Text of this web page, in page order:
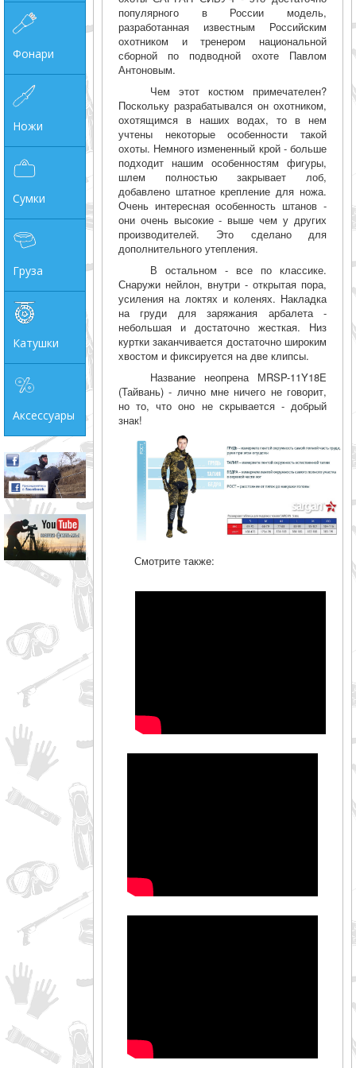
Фонари
Ножи
Сумки
Груза
Катушки
Аксессуары
популярного в России модель,
разработанная известным Российским
охотником и тренером национальной
сборной по подводной охоте Павлом
Антоновым.
Чем этот костюм примечателен?
Поскольку разрабатывался он охотником,
охотящимся в наших водах, то в нем
учтены некоторые особенности такой
охоты. Немного измененный крой - больше
подходит нашим особенностям фигуры,
шлем полностью закрывает лоб,
добавлено штатное крепление для ножа.
Очень интересная особенность штанов -
они очень высокие - выше чем у других
производителей. Это сделано для
дополнительного утепления.
В остальном - все по классике.
Снаружи нейлон, внутри - открытая пора,
усиления на локтях и коленях. Накладка
на груди для заряжания арбалета -
небольшая и достаточно жесткая. Низ
куртки заканчивается достаточно широким
хвостом и фиксируется на две клипсы.
Название неопрена МRSP-11Y18E
(Тайвань) - лично мне ничего не говорит,
но то, что оно не скрывается - добрый
знак!
Смотрите также: